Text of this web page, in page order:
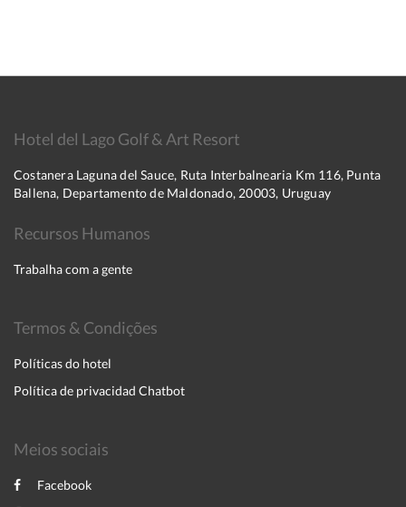
Hotel del Lago Golf & Art Resort
Costanera Laguna del Sauce, Ruta Interbalnearia Km 116, Punta
Ballena, Departamento de Maldonado, 20003, Uruguay
Recursos Humanos
Trabalha com a gente
Termos & Condições
Políticas do hotel
Política de privacidad Chatbot
Meios sociais
Facebook